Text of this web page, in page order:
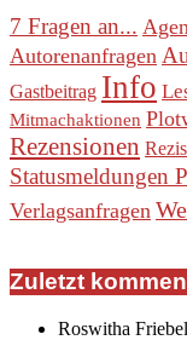
7 Fragen an...
Autorenanfragen
Gastbeitrag Info
Mitmachaktionen
Rezensionen
Statusmeldungen
Verlagsanfragen
Zuletzt
Roswitha Friebel